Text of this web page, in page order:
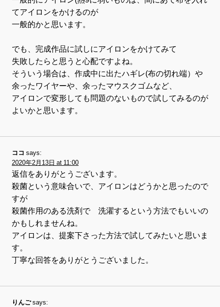
てアイロンをかけるのが
一般的かと思います。
でも、完成作品に試しにアイロンをかけてみて
失敗したらと思うと心配ですよね。
そういう場合は、作成中に出たハギレ(布の切れ端）や
余ったワイヤーや、余ったマウスクゴムなど、
アイロンで変形しても問題のないもので試してみるのが
よいかと思います。
ココ says:
2020年2月13日 at 11:00
返信をありがとうございます。
殺菌という意味合いで、アイロンはどうかと思ったので
すが
殺菌作用のある洗剤で 洗濯するという方法でもいいの
かもしれませんね。
アイロンは、提案下さった方法で試してみたいと思いま
す。
丁寧な回答をありがとうございました。
りんご says: